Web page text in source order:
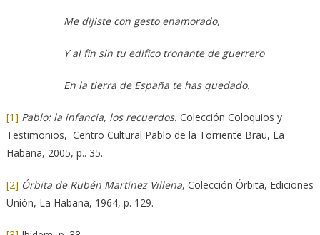
Me dijiste con gesto enamorado,
Y al fin sin tu edifico tronante de guerrero
En la tierra de España te has quedado.
[1] Pablo: la infancia, los recuerdos. Colección Coloquios y
Testimonios, Centro Cultural Pablo de la Torriente Brau, La
Habana, 2005, p.. 35.
[2] Órbita de Rubén Martínez Villena, Colección Órbita, Ediciones
Unión, La Habana, 1964, p. 129.